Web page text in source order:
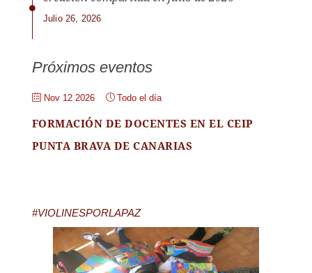
Julio 26, 2026
Próximos eventos
Nov 12 2026 Todo el día
FORMACIÓN DE DOCENTES EN EL CEIP
PUNTA BRAVA DE CANARIAS
#VIOLINESPORLAPAZ